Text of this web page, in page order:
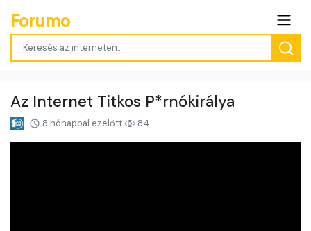
Forumo
Az Internet Titkos P*rnókirálya
8 hónappal ezelőtt 84